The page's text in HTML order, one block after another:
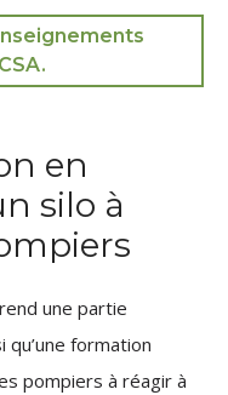
en
silo à
une partie
formation
pompiers à réagir à